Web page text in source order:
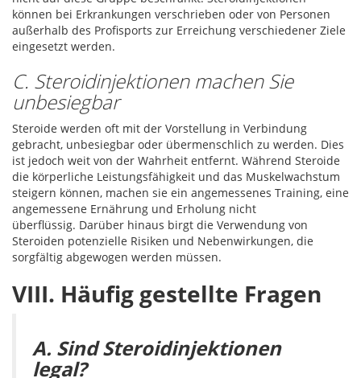
können bei Erkrankungen verschrieben oder von Personen
außerhalb des Profisports zur Erreichung verschiedener Ziele
eingesetzt werden.
C. Steroidinjektionen machen Sie
unbesiegbar
Steroide werden oft mit der Vorstellung in Verbindung
gebracht, unbesiegbar oder übermenschlich zu werden. Dies
ist jedoch weit von der Wahrheit entfernt. Während Steroide
die körperliche Leistungsfähigkeit und das Muskelwachstum
steigern können, machen sie ein angemessenes Training, eine
angemessene Ernährung und Erholung nicht
überflüssig. Darüber hinaus birgt die Verwendung von
Steroiden potenzielle Risiken und Nebenwirkungen, die
sorgfältig abgewogen werden müssen.
VIII. Häufig gestellte Fragen
A. Sind Steroidinjektionen
legal?